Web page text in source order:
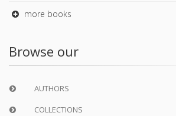
more books
Browse our
AUTHORS
COLLECTIONS